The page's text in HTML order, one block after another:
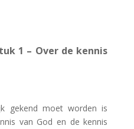
1 – Over de kennis
gekend moet worden is
van God en de kennis